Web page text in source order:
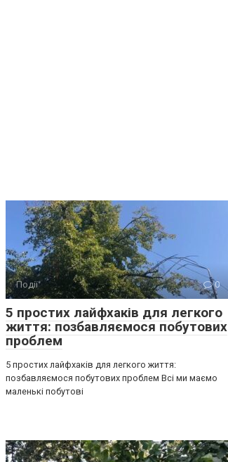
Події 0
5 простих лайфхаків для легкого
життя: позбавляємося побутових
проблем
5 простих лайфхаків для легкого життя:
позбавляємося побутових проблем Всі ми маємо
маленькі побутові